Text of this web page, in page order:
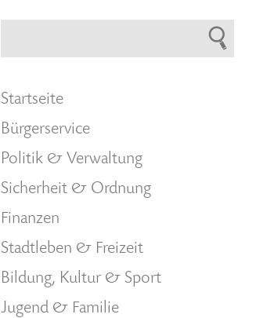
Startseite
Bürgerservice
Politik & Verwaltung
Sicherheit & Ordnung
Finanzen
Stadtleben & Freizeit
Bildung, Kultur & Sport
Jugend & Familie